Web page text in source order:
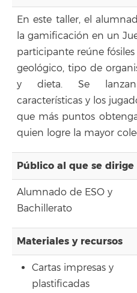
En este taller, el
la gamificación en un
participante reúne
geológico, tipo de
y dieta. Se lanzan
características y los
que más puntos
quien logre la mayor
Público al que se dirige
Alumnado de ESO y
Bachillerato
Materiales y recursos
Cartas impresas y
plastificadas